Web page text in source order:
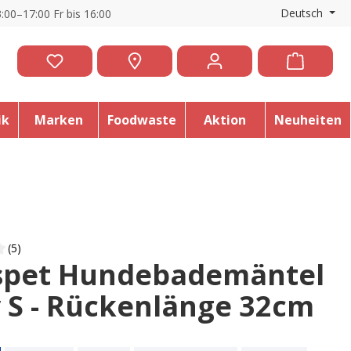
Fr bis 16:00 Deutsch
Marken Foodwaste Aktion Neuheiten
3.8 out of 5 stars
(5)
Hundebademäntel
- Rückenlänge 32cm